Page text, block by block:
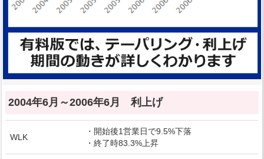
2004年6月～2006年6月 利上げ
WLK
・開始後1営業日で9.5%下落
・終了時83.3%上昇